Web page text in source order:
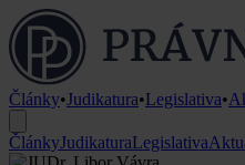
Články•Judikatura•Legislativa•
ČlánkyJudikaturaLegislativa